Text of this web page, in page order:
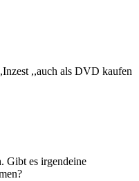
,,auch als DVD kaufen
Gibt es irgendeine